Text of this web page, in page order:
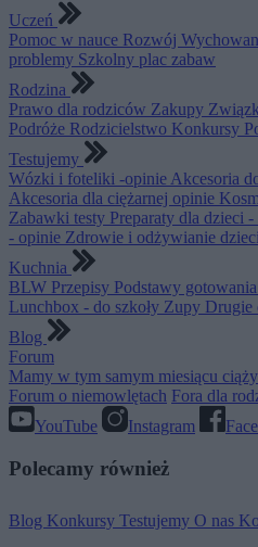
Uczeń
Pomoc w nauce Rozwój
problemy Szkolny plac zabaw
Rodzina
Prawo dla rodziców Zakupy
Podróże Rodzicielstwo Konkursy
Testujemy
Wózki i foteliki -opinie Akcesoria
Akcesoria dla ciężarnej opinie
Zabawki testy Preparaty dla dzieci
- opinie Zdrowie i odżywianie
Kuchnia
BLW Przepisy Podstawy gotowania
Lunchbox - do szkoły Zupy Drugie
Blog
Forum
Mamy w tym samym miesiącu ciąży
Forum o niemowlętach Fora dla
YouTube
Instagram
Polecamy również
Blog Konkursy Testujemy O nas